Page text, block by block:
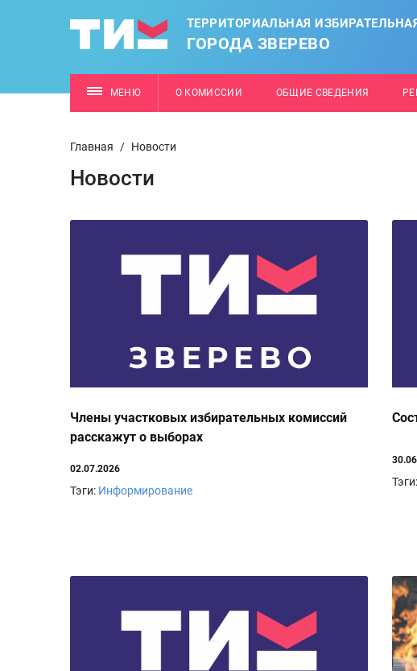
ТЕРРИТОРИАЛЬНАЯ
ГОРОДА ЗВЕРЕВО
МЕНЮ О КОМИССИИ ОБЩИЕ СВЕДЕНИЯ
Главная / Новости
Новости
Члены участковых избирательных комиссий
расскажут о выборах
02.07.2026
Тэги: Информирование
Тэги: